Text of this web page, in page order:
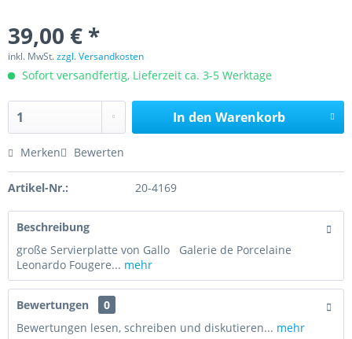
39,00 € *
inkl. MwSt.zzgl. Versandkosten
Sofort versandfertig, Lieferzeit ca. 3-5 Werktage
In den Warenkorb
Merken Bewerten
Artikel-Nr.: 20-4169
Beschreibung
große Servierplatte von Gallo Galerie de Porcelaine
Leonardo Fougere... mehr
Bewertungen
0
Bewertungen lesen, schreiben und diskutieren... mehr